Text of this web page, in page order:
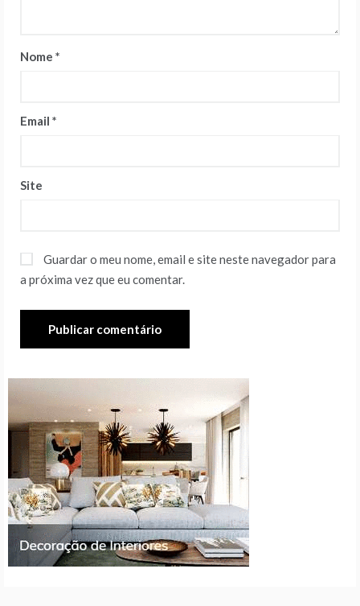
Nome *
Email *
Site
Guardar o meu nome, email e site neste navegador para
a próxima vez que eu comentar.